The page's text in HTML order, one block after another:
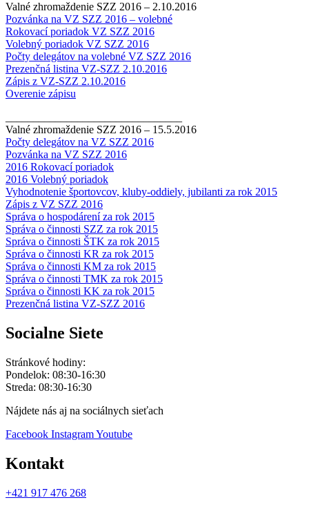
Valné zhromaždenie SZZ 2016 – 2.10.2016
Pozvánka na VZ SZZ 2016 – volebné
Rokovací poriadok VZ SZZ 2016
Volebný poriadok VZ SZZ 2016
Počty delegátov na volebné VZ SZZ 2016
Prezenčná listina VZ-SZZ 2.10.2016
Zápis z VZ-SZZ 2.10.2016
Overenie zápisu
Valné zhromaždenie SZZ 2016 – 15.5.2016
Počty delegátov na VZ SZZ 2016
Pozvánka na VZ SZZ 2016
2016 Rokovací poriadok
2016 Volebný poriadok
Vyhodnotenie športovcov, kluby-oddiely, jubilanti za rok 2015
Zápis z VZ SZZ 2016
Správa o hospodárení za rok 2015
Správa o činnosti SZZ za rok 2015
Správa o činnosti ŠTK za rok 2015
Správa o činnosti KR za rok 2015
Správa o činnosti KM za rok 2015
Správa o činnosti TMK za rok 2015
Správa o činnosti KK za rok 2015
Prezenčná listina VZ-SZZ 2016
Socialne Siete
Stránkové hodiny:
Pondelok: 08:30-16:30
Streda: 08:30-16:30
Nájdete nás aj na sociálnych sieťach
Facebook InstagramYoutube
Kontakt
+421 917 476 268